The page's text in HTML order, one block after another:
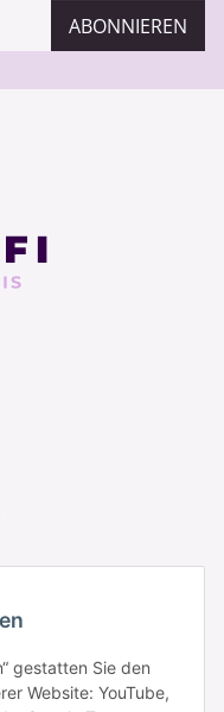
gestatten Sie den
Website: YouTube,
ABONNIEREN